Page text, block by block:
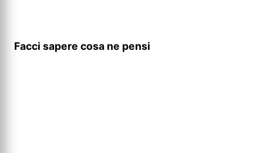
Facci sapere cosa ne pensi